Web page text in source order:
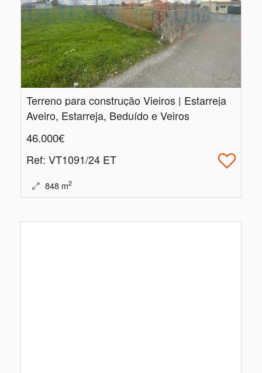
Terreno para construção Vieiros | Estarreja
Aveiro, Estarreja, Beduído e Veiros
46.000€
Ref: VT1091/24 ET
848 m2